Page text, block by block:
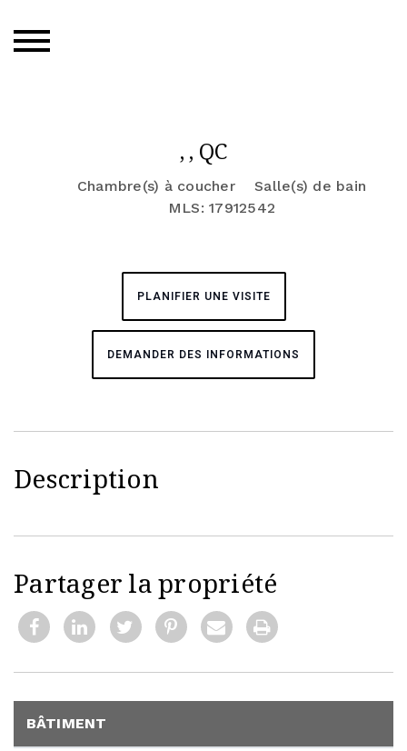
, , QC
Chambre(s) à coucher
Salle(s) de bain
MLS: 17912542
PLANIFIER UNE VISITE
DEMANDER DES INFORMATIONS
Description
Partager la propriété
BÂTIMENT